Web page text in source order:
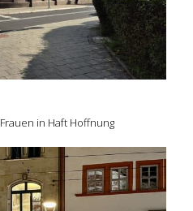
in Haft Hoffnung